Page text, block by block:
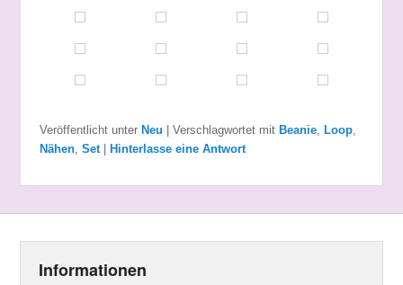
Veröffentlicht unter Neu Verschlagwortet mit Beanie, Loop,
Nähen, Set Hinterlasse eine Antwort
Informationen